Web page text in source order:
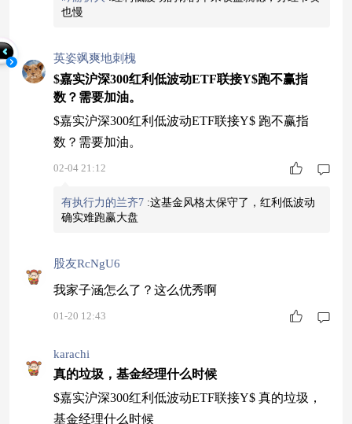
也慢
英姿飒爽地刺槐
$嘉实沪深300红利低波动ETF联接Y$跑不赢指
数？需要加油。
$嘉实沪深300红利低波动ETF联接Y$ 跑不赢指
数？需要加油。
02-04 21:12
有执行力的兰齐7 :这基金风格太保守了，红利低波动
确实难跑赢大盘
股友RcNgU6
我家子涵怎么了？这么优秀啊
01-20 12:43
karachi
真的垃圾，基金经理什么时候
$嘉实沪深300红利低波动ETF联接Y$ 真的垃圾，
基金经理什么时候